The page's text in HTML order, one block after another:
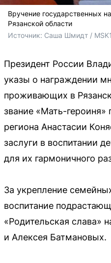
Вручение государственных
Рязанской области
Источник: Саша Шмидт /
Президент России
указы о награждении
проживающих в
звание «Мать-
региона Анастасии
заслуги в воспитании
для их гармоничного
За укрепление
воспитание
«Родительская слава»
и Алексея Батмановых.